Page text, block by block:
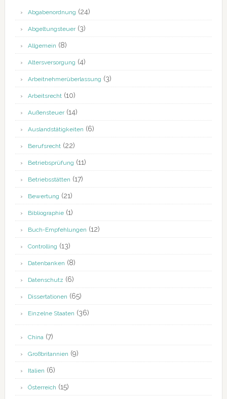
Abgabenordnung (24)
Abgeltungsteuer(3)
Allgemein (8)
Altersversorgung (4)
Arbeitnehmerüberlassung (3)
Arbeitsrecht(10)
Außensteuer(14)
Auslandstätigkeiten (6)
Berufsrecht(22)
Betriebsprüfung (11)
Betriebsstätten (17)
Bewertung (21)
Bibliographie(1)
Buch-Empfehlungen (12)
Controlling (13)
Datenbanken (8)
Datenschutz (6)
Dissertationen (65)
Einzelne Staaten (36)
China (7)
Großbritannien (9)
Italien (6)
Österreich (15)